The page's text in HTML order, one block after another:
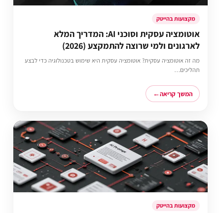
מקצועות בהייטק
אוטומציה עסקית וסוכני AI: המדריך המלא
לארגונים ולמי שרוצה להתמקצע (2026)
מה זה אוטומציה עסקית? אוטומציה עסקית היא שימוש בטכנולוגיה כדי לבצע
תהליכים…
המשך קריאה
מקצועות בהייטק